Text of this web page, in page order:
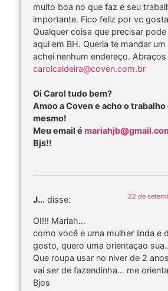
muito boa no que faz e seu
importante. Fico feliz por vc
Qualquer coisa que precisar
aqui em BH. Queria te mandar
achei nenhum endereço. Abraços
carolcaldeira@coven.com.br
Oi Carol tudo bem?
Amoo a Coven e acho o
mesmo!
Meu email é
Bjs!!
J... disse: 22 de
OI!!! Mariah…
como você e uma mulher linda e
gosto, quero uma orientaçao sua..
Que roupa usar no niver de 2
vai ser de fazendinha… me
Bjos